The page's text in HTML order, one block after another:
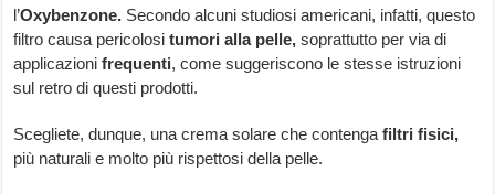
l’Oxybenzone. Secondo alcuni studiosi americani, infatti, questo
filtro causa pericolosi tumori alla pelle, soprattutto per via di
applicazionifrequenti, come suggeriscono le stesse istruzioni
sul retro di questi prodotti.
Scegliete, dunque, una crema solare che contenga filtri fisici,
più naturali e molto più rispettosi della pelle.